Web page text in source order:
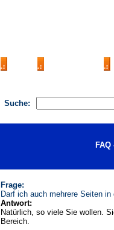
Suche:
Frage:
Darf ich auch mehrere Seiten
Antwort:
Natürlich, so viele Sie wollen.
Bereich.